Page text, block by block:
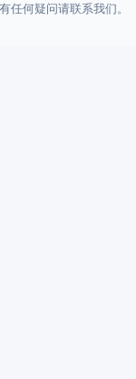
任何疑问请联系我们。